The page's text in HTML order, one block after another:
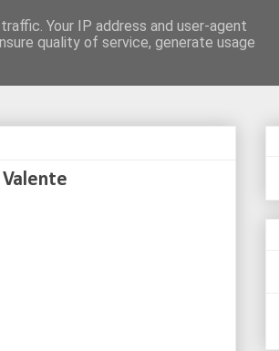
Your IP address and user-agent
quality of service, generate usage